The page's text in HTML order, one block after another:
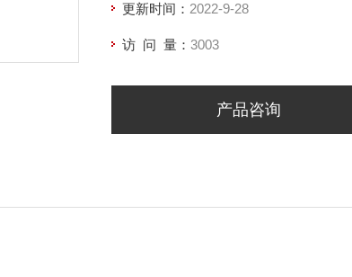
更新时间： 2022-9-28
访 问 量： 3003
产品咨询